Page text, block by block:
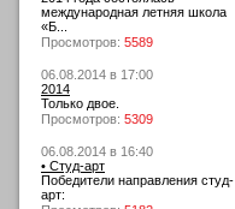
международная летняя школа
«Б...
Просмотров: 5589
06.08.2014 в 17:00
2014
Только двое.
Просмотров: 5309
06.08.2014 в 16:40
• Студ-арт
Победители направления студ-
арт: